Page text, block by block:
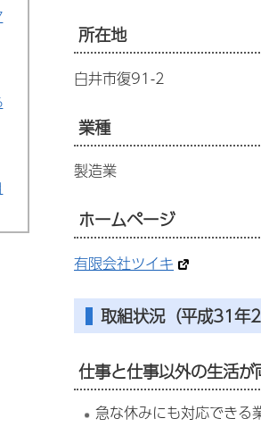
所在地
白井市復91-2
業種
製造業
ホームページ
有限会社ツイキ
取組状況（平成31年2
仕事と仕事以外の生活
急な休みにも対応できる